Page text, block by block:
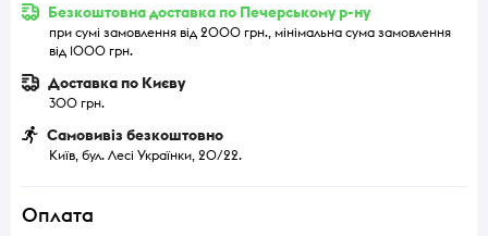
Безкоштовна доставка по Печерському р-ну
при сумі замовлення від 2000 грн., мінімальна сума замовлення
від 1000 грн.
Доставка по Києву
300 грн.
Самовивіз безкоштовно
Київ, бул. Лесі Українки, 20/22.
Оплата